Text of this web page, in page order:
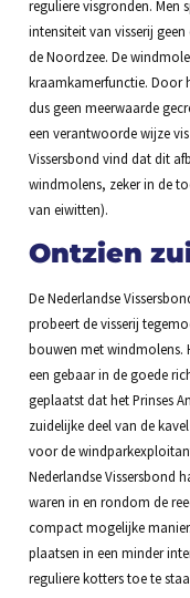
reguliere visgronden. Men
intensiteit van visserij
de Noordzee. De
kraamkamerfunctie. Door
dus geen meerwaarde
een verantwoorde wijze
Vissersbond vind dat dit
windmolens, zeker in de
van eiwitten).
Ontzien
De Nederlandse
probeert de visserij
bouwen met windmolens.
een gebaar in de goede
geplaatst dat het Prinses
zuidelijke deel van de
voor de
Nederlandse Vissersbond
waren in en rondom de
compact mogelijke
plaatsen in een minder
reguliere kotters toe te